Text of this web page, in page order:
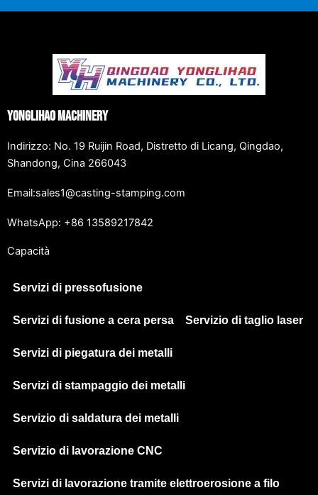
Yonglihao Machinery
Indirizzo: No. 19 Ruijin Road, Distretto di Licang, Qingdao,
Shandong, Cina 266043
Email:sales1@casting-stamping.com
WhatsApp: +86 13589217842
Capacità
Servizi di pressofusione
Servizi di fusione a cera persa Servizio di taglio laser
Servizi di piegatura dei metalli
Servizi di stampaggio dei metalli
Servizio di saldatura dei metalli
Servizio di lavorazione CNC
Servizi di lavorazione tramite elettroerosione a filo